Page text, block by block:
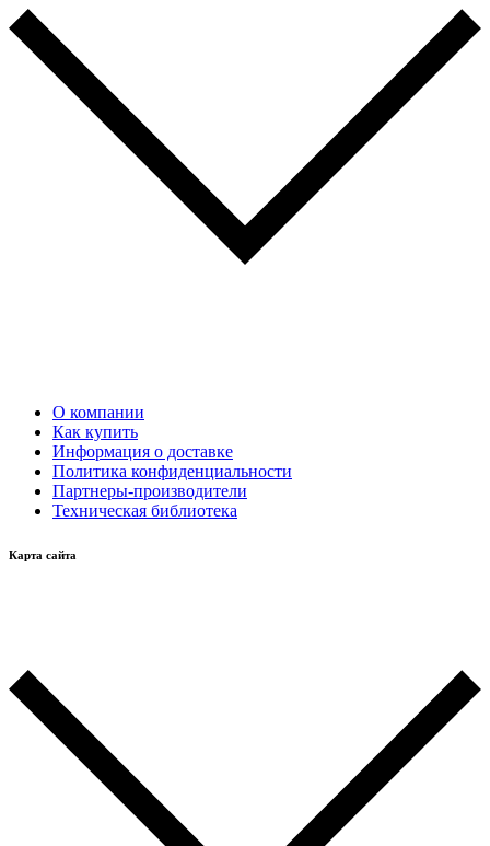
О компании
Как купить
Информация о доставке
Политика конфиденциальности
Партнеры-производители
Техническая библиотека
Карта сайта